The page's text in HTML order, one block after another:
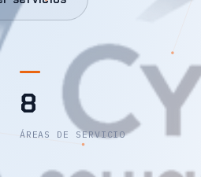
8
ÁREAS DE SERVICIO